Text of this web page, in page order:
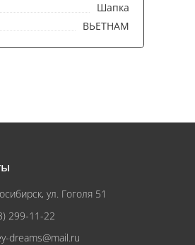
Шапка
ВЬЕТНАМ
ул. Гоголя 51
299-11-22
dreams@mail.ru